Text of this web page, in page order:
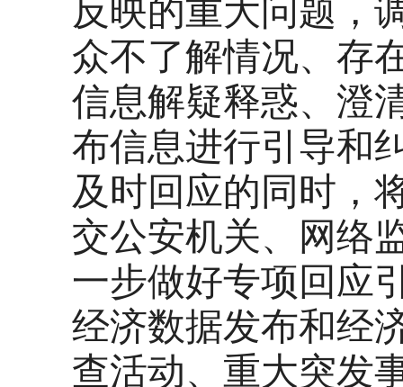
反映的重大问题，
众不了解情况、存
信息解疑释惑、澄
布信息进行引导和
及时回应的同时，
交公安机关、网络
一步做好专项回应
经济数据发布和经
查活动、重大突发